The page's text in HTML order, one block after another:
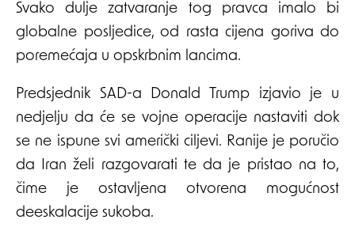
Svako dulje zatvaranje tog pravca imalo bi
globalne posljedice, od rasta cijena goriva do
poremećaja u opskrbnim lancima.
Predsjednik SAD-a Donald Trump izjavio je u
nedjelju da će se vojne operacije nastaviti dok
se ne ispune svi američki ciljevi. Ranije je poručio
da Iran želi razgovarati te da je pristao na to,
čime je ostavljena otvorena mogućnost
deeskalacije sukoba.